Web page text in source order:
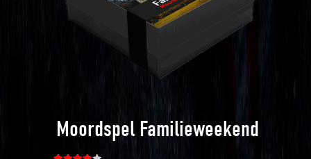
Moordspel Familieweekend